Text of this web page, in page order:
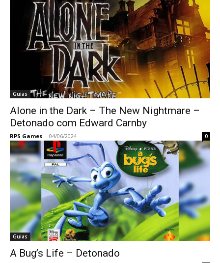
Guias
Alone in the Dark – The New Nightmare –
Detonado com Edward Carnby
RPS Games - 04/06/2024 0
Guias
A Bug’s Life – Detonado